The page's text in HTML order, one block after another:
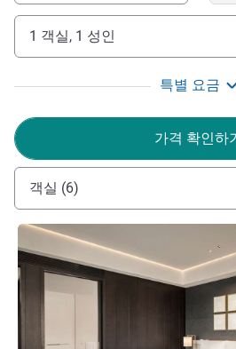
1 객실, 1 성인
특별 요금
가격 확인하기
객실 (6)
세부 정보 보기